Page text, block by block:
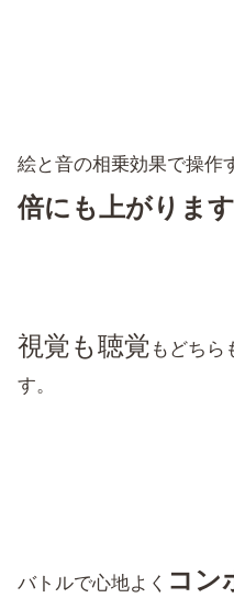
絵と音の相乗効果で操作
倍にも上がります
視覚も聴覚 もどちら
す。
バトルで心地よく コン